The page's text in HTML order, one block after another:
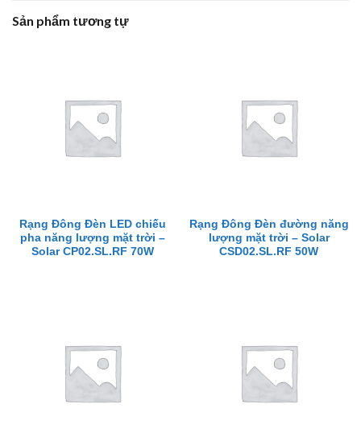
Sản phẩm tương tự
Rạng Đông Đèn LED chiếu
pha năng lượng mặt trời –
Solar CP02.SL.RF 70W
Rạng Đông Đèn đường năng
lượng mặt trời – Solar
CSD02.SL.RF 50W